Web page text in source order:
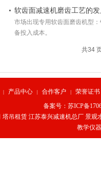
软齿面减速机磨齿工艺的
市场出现专用软齿面磨齿机型
备投入成本。
共34
| 产品中心 | 合作客户 |
荣誉证书
备案号： 苏ICP备
塔吊租赁 江苏泰兴减速机总厂 景观
教学仪器